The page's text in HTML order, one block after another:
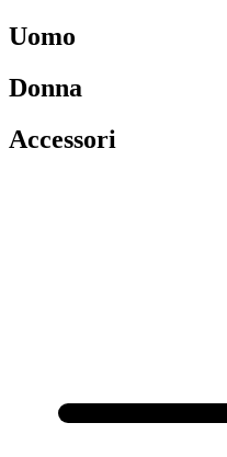
Uomo
Donna
Accessori